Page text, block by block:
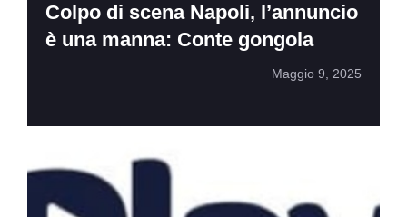
Colpo di scena Napoli, l’annuncio
è una manna: Conte gongola
Maggio 9, 2025